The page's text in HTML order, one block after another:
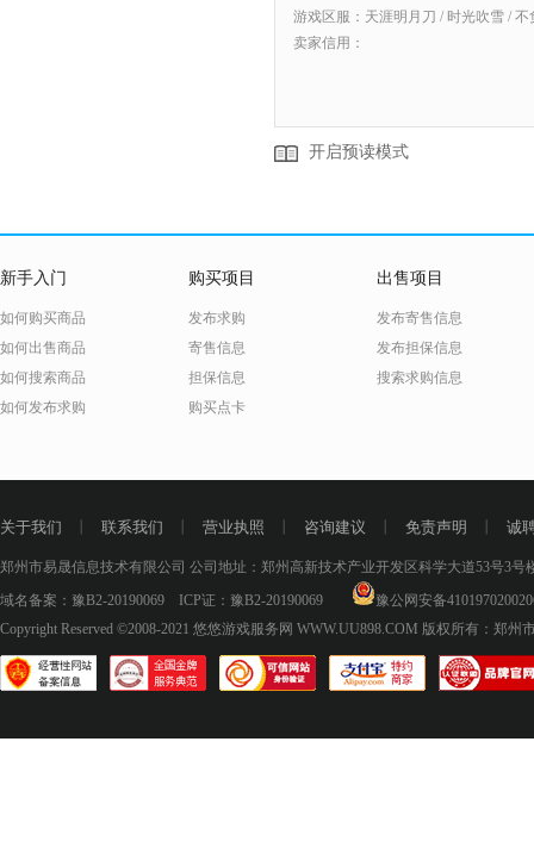
游戏区服： 天涯明月刀 / 时光吹雪 / 不
卖家信用：
开启预读模式
新手入门
如何购买商品
如何出售商品
如何搜索商品
如何发布求购
购买项目
发布求购
寄售信息
担保信息
购买点卡
出售项目
发布寄售信息
发布担保信息
搜索求购信息
关于我们 联系我们 营业执照 咨询建议 免责声明 诚
郑州市易晟信息技术有限公司 公司地址：郑州高新技术产业开发区科学大道53号3号
域名备案： 豫B2-20190069 ICP证： 豫B2-20190069
豫公网安备
Copyright Reserved ©2008-2021 悠悠游戏服务网 WWW.UU898.COM 版权所有：郑州